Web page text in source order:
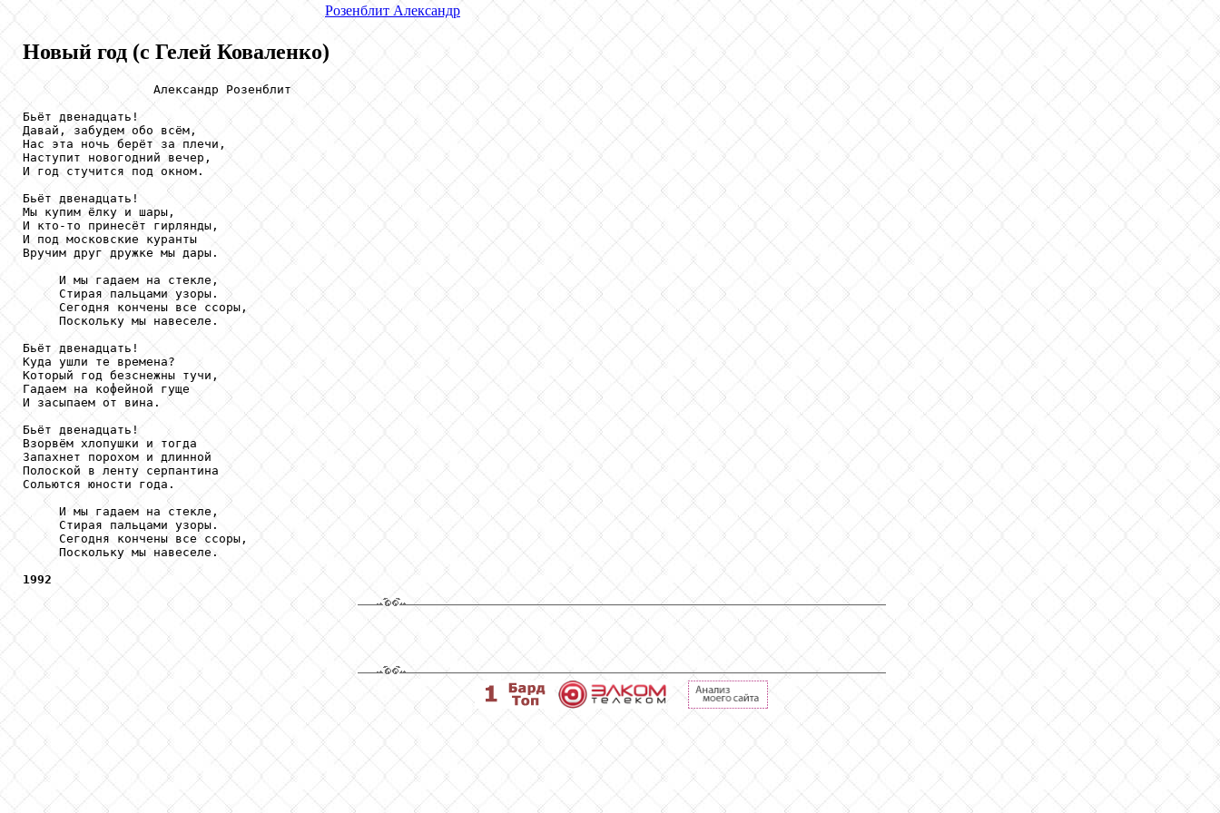
Розенблит Александр
Новый год (с Гелей Коваленко)
                  Александр Розенблит
Бьёт двенадцать!
Давай, забудем обо всём,
Нас эта ночь берёт за плечи,
Наступит новогодний вечер,
И год стучится под окном.
Бьёт двенадцать!
Мы купим ёлку и шары,
И кто-то принесёт гирлянды,
И под московские куранты
Вручим друг дружке мы дары.
     И мы гадаем на стекле,
     Стирая пальцами узоры.
     Сегодня кончены все ссоры,
     Поскольку мы навеселе.
Бьёт двенадцать!
Куда ушли те времена?
Который год безснежны тучи,
Гадаем на кофейной гуще
И засыпаем от вина.
Бьёт двенадцать!
Взорвём хлопушки и тогда
Запахнет порохом и длинной
Полоской в ленту серпантина
Сольются юности года.
     И мы гадаем на стекле,
     Стирая пальцами узоры.
     Сегодня кончены все ссоры,
     Поскольку мы навеселе.
1992